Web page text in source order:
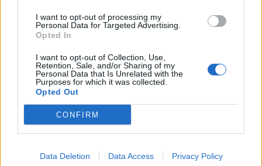
I want to opt-out of processing my
Personal Data for Targeted Advertising.
Opted In
I want to opt-out of Collection, Use,
Retention, Sale, and/or Sharing of my
Personal Data that Is Unrelated with the
Purposes for which it was collected.
Opted Out
CONFIRM
Data Deletion Data Access Privacy Policy
ΣΧΕΤΙΚA AΡΘΡΑ
30χρονη έπεσε στη θάλασσα από την γέφυρα της
ΕΛΛAΔΑ 23:43
30χρονη έπεσε στη θάλασσα από
30χρονη έπεσε στη θάλασσα από
την γέφυρα της Χαλκίδας
Ρόδος: Έσπασε ο κάβος και τραυμάτισε ναυτικό
τραυμάτισε ναυτικό